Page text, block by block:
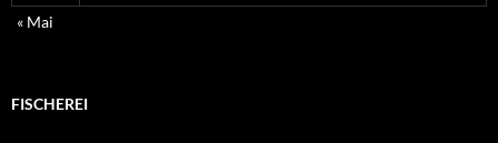
« Mai
FISCHEREI